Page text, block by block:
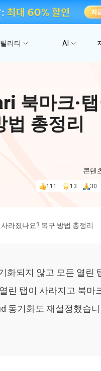
복구&
WhatsApp 데이터
리티
몇
AI
4DDIG 비디오 복
AI로 손상된 비디오 복
PixPretty AI
무료 AI 사진 편집 도구
북마크·
법 총정리
콘텐
111 13 30
라졌나요? 복구 방법 총정리
화되지 않고 모든 열린
린 탭이 사라지고 북마
동기화도 재설정했습